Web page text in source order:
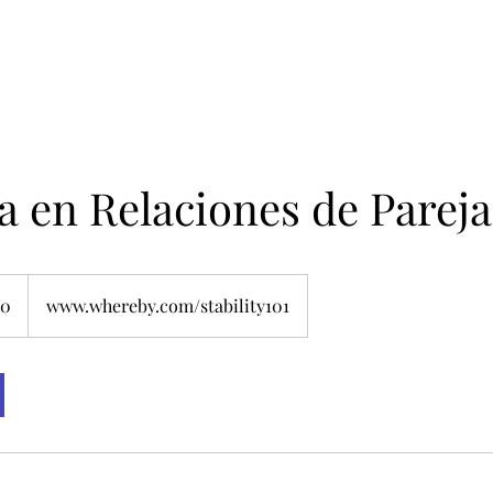
en Relaciones de Pareja
www.whereby.com/stability101